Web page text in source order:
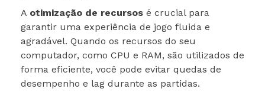
A otimização de recursos é crucial para
garantir uma experiência de jogo fluida e
agradável. Quando os recursos do seu
computador, como CPU e RAM, são utilizados de
forma eficiente, você pode evitar quedas de
desempenho e lag durante as partidas.